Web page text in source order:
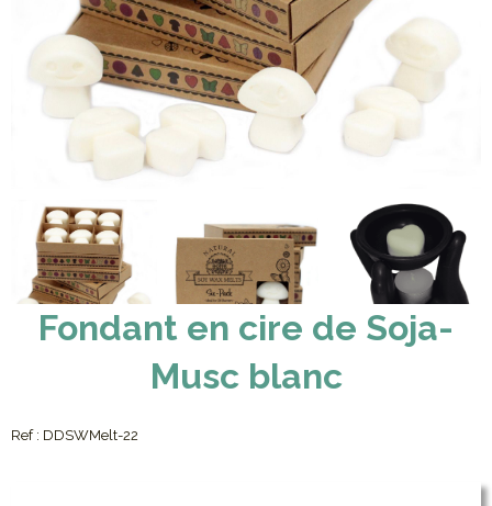
Fondant en cire de Soja-
Musc blanc
Ref : DDSWMelt-22